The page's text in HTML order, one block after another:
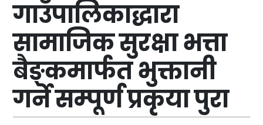
गाउँपालिकाद्धारा
सामाजिक सुरक्षा भत्ता
बैङ्कमार्फत भुक्तानी
गर्ने सम्पूर्ण प्रकृया पुरा